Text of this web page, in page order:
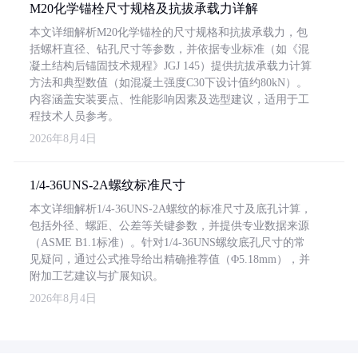
M20化学锚栓尺寸规格及抗拔承载力详解
本文详细解析M20化学锚栓的尺寸规格和抗拔承载力，包
括螺杆直径、钻孔尺寸等参数，并依据专业标准（如《混
凝土结构后锚固技术规程》JGJ 145）提供抗拔承载力计算
方法和典型数值（如混凝土强度C30下设计值约80kN）。
内容涵盖安装要点、性能影响因素及选型建议，适用于工
程技术人员参考。
2026年8月4日
1/4-36UNS-2A螺纹标准尺寸
本文详细解析1/4-36UNS-2A螺纹的标准尺寸及底孔计算，
包括外径、螺距、公差等关键参数，并提供专业数据来源
（ASME B1.1标准）。针对1/4-36UNS螺纹底孔尺寸的常
见疑问，通过公式推导给出精确推荐值（Φ5.18mm），并
附加工艺建议与扩展知识。
2026年8月4日